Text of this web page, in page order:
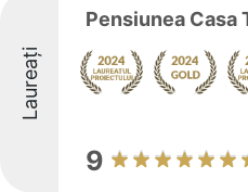
Laureați
Pensiunea Casa
9